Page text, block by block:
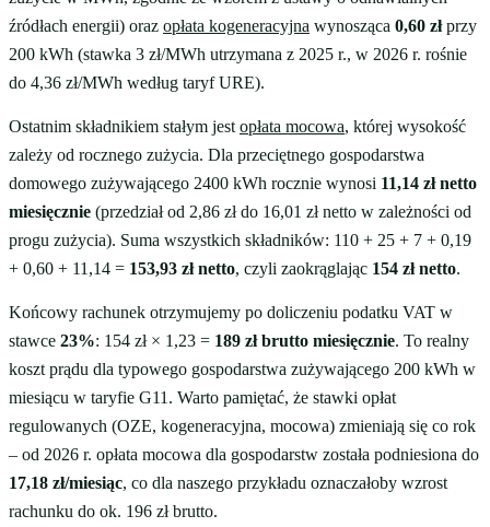
źródłach energii) oraz opłata kogeneracyjna wynosząca 0,60 złprzy
200 kWh (stawka 3 zł/MWh utrzymana z 2025 r., w 2026 r. rośnie
do 4,36 zł/MWh według taryf URE).
Ostatnim składnikiem stałym jest opłata mocowa, której wysokość
zależy od rocznego zużycia. Dla przeciętnego gospodarstwa
domowego zużywającego 2400 kWh rocznie wynosi 11,14 zł netto
miesięcznie (przedział od 2,86 zł do 16,01 zł netto w zależności od
progu zużycia). Suma wszystkich składników: 110 + 25 + 7 + 0,19
+ 0,60 + 11,14 = 153,93 zł netto, czyli zaokrąglając 154 zł netto.
Końcowy rachunek otrzymujemy po doliczeniu podatku VAT w
stawce 23%: 154 zł × 1,23 = 189 zł brutto miesięcznie. To realny
koszt prądu dla typowego gospodarstwa zużywającego 200 kWh w
miesiącu w taryfie G11. Warto pamiętać, że stawki opłat
regulowanych (OZE, kogeneracyjna, mocowa) zmieniają się co rok
– od 2026 r. opłata mocowa dla gospodarstw została podniesiona do
17,18 zł/miesiąc, co dla naszego przykładu oznaczałoby wzrost
rachunku do ok. 196 zł brutto.